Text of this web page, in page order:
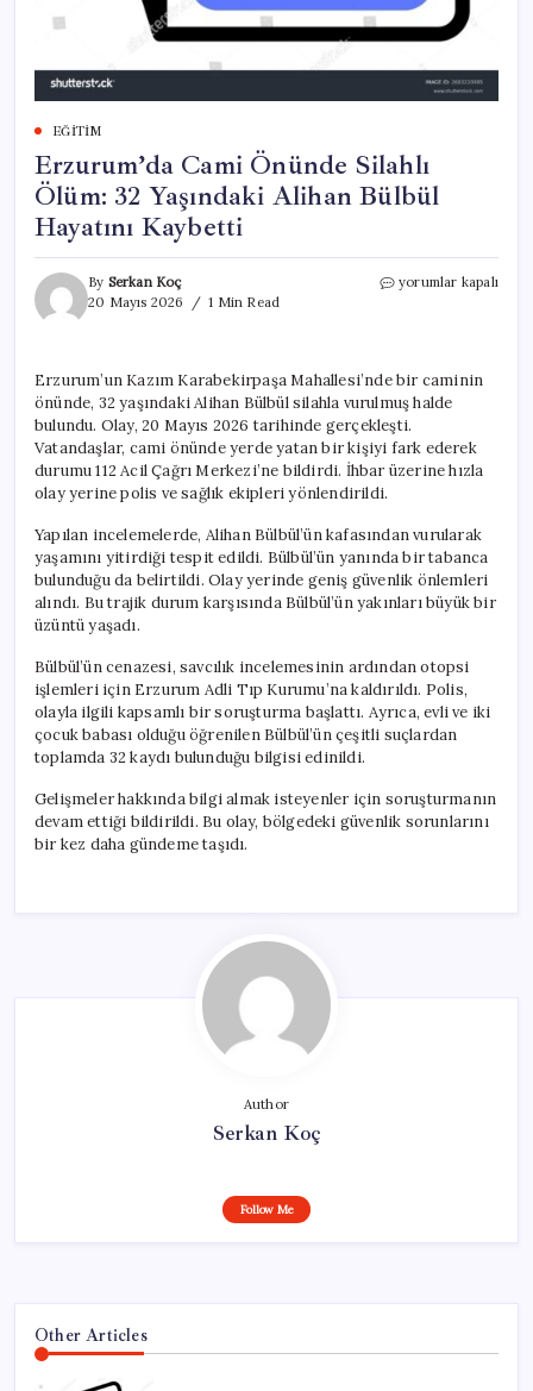
EĞITIM
Erzurum’da Cami Önünde Silahlı
Ölüm: 32 Yaşındaki Alihan Bülbül
Hayatını Kaybetti
By Serkan Koç
20 Mayıs 2026
1 Min Read
Erzurum’da
32
Yaşındaki
Alihan
Bülbül
Hayatını
yorumlar kapalı
Erzurum’un Kazım Karabekirpaşa Mahallesi’nde bir caminin
önünde, 32 yaşındaki Alihan Bülbül silahla vurulmuş halde
bulundu. Olay, 20 Mayıs 2026 tarihinde gerçekleşti.
Vatandaşlar, cami önünde yerde yatan bir kişiyi fark ederek
durumu 112 Acil Çağrı Merkezi’ne bildirdi. İhbar üzerine hızla
olay yerine polis ve sağlık ekipleri yönlendirildi.
Yapılan incelemelerde, Alihan Bülbül’ün kafasından vurularak
yaşamını yitirdiği tespit edildi. Bülbül’ün yanında bir tabanca
bulunduğu da belirtildi. Olay yerinde geniş güvenlik önlemleri
alındı. Bu trajik durum karşısında Bülbül’ün yakınları büyük bir
üzüntü yaşadı.
Bülbül’ün cenazesi, savcılık incelemesinin ardından otopsi
işlemleri için Erzurum Adli Tıp Kurumu’na kaldırıldı. Polis,
olayla ilgili kapsamlı bir soruşturma başlattı. Ayrıca, evli ve iki
çocuk babası olduğu öğrenilen Bülbül’ün çeşitli suçlardan
toplamda 32 kaydı bulunduğu bilgisi edinildi.
Gelişmeler hakkında bilgi almak isteyenler için soruşturmanın
devam ettiği bildirildi. Bu olay, bölgedeki güvenlik sorunlarını
bir kez daha gündeme taşıdı.
Author
Serkan Koç
Follow Me
Other Articles